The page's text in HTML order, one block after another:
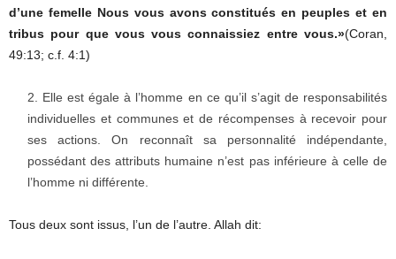
d’une femelle Nous vous avons constitués en peuples et en
tribus pour que vous vous connaissiez entre vous.»(Coran,
49:13; c.f. 4:1)
Elle est égale à l’homme en ce qu’il s’agit de responsabilités
individuelles et communes et de récompenses à recevoir pour
ses actions. On reconnaît sa personnalité indépendante,
possédant des attributs humaine n’est pas inférieure à celle de
l’homme ni différente.
Tous deux sont issus, l’un de l’autre. Allah dit: